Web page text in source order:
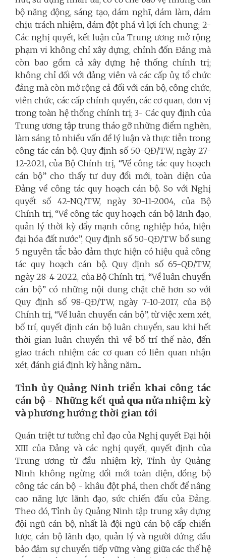
bộ năng động, sáng tạo, dám nghĩ, dám làm, dám
chịu trách nhiệm, dám đột phá vì lợi ích chung; 2-
Các nghị quyết, kết luận của Trung ương mở rộng
phạm vi không chỉ xây dựng, chỉnh đốn Đảng mà
còn bao gồm cả xây dựng hệ thống chính trị;
không chỉ đối với đảng viên và các cấp ủy, tổ chức
đảng mà còn mở rộng cả đối với cán bộ, công chức,
viên chức, các cấp chính quyền, các cơ quan, đơn vị
trong toàn hệ thống chính trị; 3- Các quy định của
Trung ương tập trung tháo gỡ những điểm nghẽn,
làm sáng tỏ nhiều vấn đề lý luận và thực tiễn trong
công tác cán bộ. Quy định số 50-QĐ/TW, ngày 27-
12-2021, của Bộ Chính trị, “Về công tác quy hoạch
cán bộ” cho thấy tư duy đổi mới, toàn diện của
Đảng về công tác quy hoạch cán bộ. So với Nghị
quyết số 42-NQ/TW, ngày 30-11-2004, của Bộ
Chính trị, “Về công tác quy hoạch cán bộ lãnh đạo,
quản lý thời kỳ đẩy mạnh công nghiệp hóa, hiện
đại hóa đất nước”, Quy định số 50-QĐ/TW bổ sung
5 nguyên tắc bảo đảm thực hiện có hiệu quả công
tác quy hoạch cán bộ. Quy định số 65-QĐ/TW,
ngày 28-4-2022, của Bộ Chính trị, “Về luân chuyển
cán bộ” có những nội dung chặt chẽ hơn so với
Quy định số 98-QĐ/TW, ngày 7-10-2017, của Bộ
Chính trị, “Về luân chuyển cán bộ”, từ việc xem xét,
bố trí, quyết định cán bộ luân chuyển, sau khi hết
thời gian luân chuyển thì về bố trí thế nào, đến
giao trách nhiệm các cơ quan có liên quan nhận
xét, đánh giá định kỳ hằng năm...
Tỉnh ủy Quảng Ninh triển khai công tác
cán bộ - Những kết quả qua nửa nhiệm kỳ
và phương hướng thời gian tới
Quán triệt tư tưởng chỉ đạo của Nghị quyết Đại hội
XIII của Đảng và các nghị quyết, quyết định của
Trung ương từ đầu nhiệm kỳ, Tỉnh ủy Quảng
Ninh không ngừng đổi mới toàn diện, đồng bộ
công tác cán bộ - khâu đột phá, then chốt để nâng
cao năng lực lãnh đạo, sức chiến đấu của Đảng.
Theo đó, Tỉnh ủy Quảng Ninh tập trung xây dựng
đội ngũ cán bộ, nhất là đội ngũ cán bộ cấp chiến
lược, cán bộ lãnh đạo, quản lý và người đứng đầu
bảo đảm sự chuyển tiếp vững vàng giữa các thế hệ